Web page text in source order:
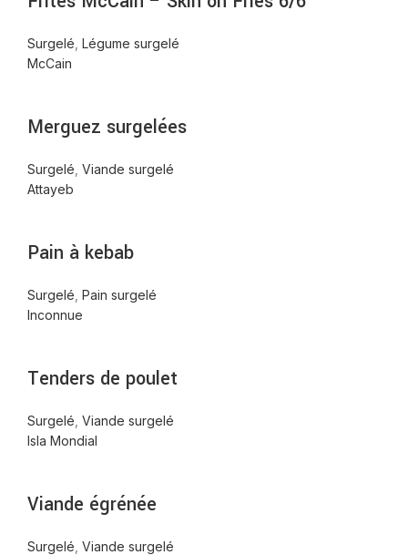
Surgelé Légume surgelé
McCain
Merguez surgelées
Surgelé Viande surgelé
Attayeb
Pain à kebab
Surgelé Pain surgelé
Inconnue
Tenders de poulet
Surgelé Viande surgelé
Isla Mondial
Viande égrénée
Surgelé Viande surgelé